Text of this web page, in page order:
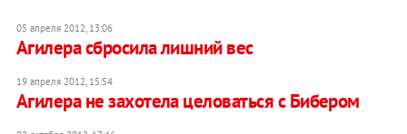
05 апреля 2012, 13:06
Агилера сбросила лишний вес
19 апреля 2012, 15:54
Агилера не захотела целоваться с Бибером